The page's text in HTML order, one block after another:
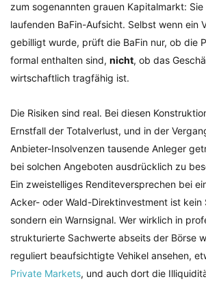
zum sogenannten grauen Kapitalmarkt:
laufenden BaFin-Aufsicht. Selbst wenn ein
gebilligt wurde, prüft die BaFin nur, ob die
formal enthalten sind, nicht, ob das
wirtschaftlich tragfähig ist.
Die Risiken sind real. Bei diesen
Ernstfall der Totalverlust, und in der
Anbieter-Insolvenzen tausende Anleger
bei solchen Angeboten ausdrücklich zu
Ein zweistelliges Renditeversprechen bei
Acker- oder Wald-Direktinvestment ist kein
sondern ein Warnsignal. Wer wirklich in
strukturierte Sachwerte abseits der Börse
reguliert beaufsichtigte Vehikel ansehen,
Private Markets, und auch dort die